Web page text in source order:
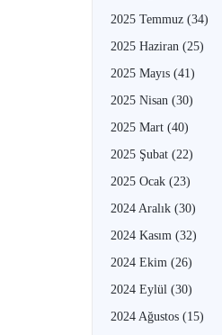
2025 Temmuz (34)
2025 Haziran (25)
2025 Mayıs (41)
2025 Nisan (30)
2025 Mart (40)
2025 Şubat (22)
2025 Ocak (23)
2024 Aralık (30)
2024 Kasım (32)
2024 Ekim (26)
2024 Eylül (30)
2024 Ağustos (15)